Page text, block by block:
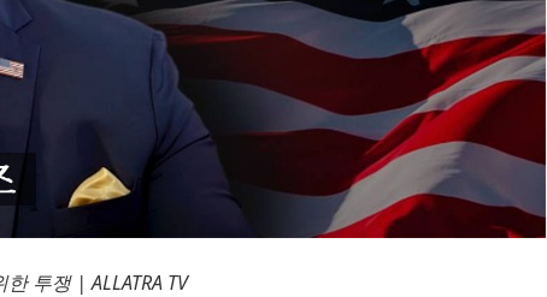
투쟁 | ALLATRA TV